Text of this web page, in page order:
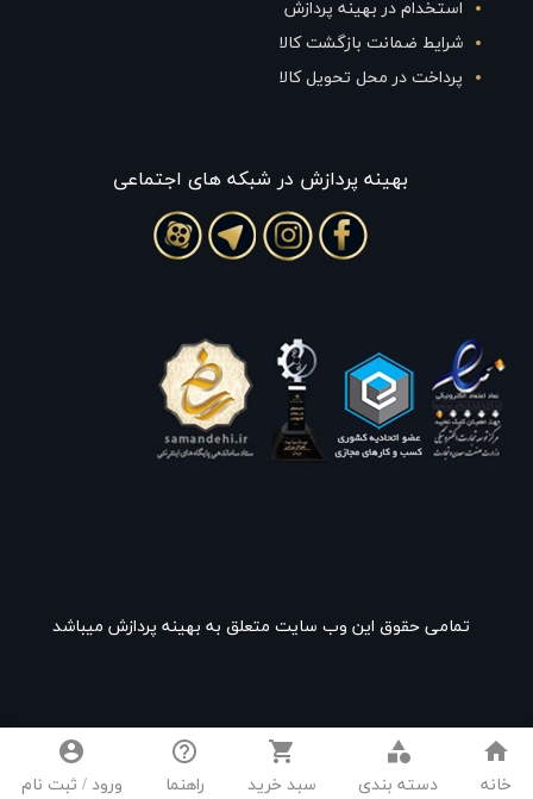
استخدام در بهینه پردازش
شرایط ضمانت بازگشت کالا
پرداخت در محل تحویل کالا
بهينه پردازش در شبکه های اجتماعی
تمامی حقوق این وب سایت متعلق به بهینه پردازش میباشد
home
خانه
category
دسته بندی
shopping_cart
سبد خرید
help_outline
راهنما
account_circle
ورود / ثبت نام